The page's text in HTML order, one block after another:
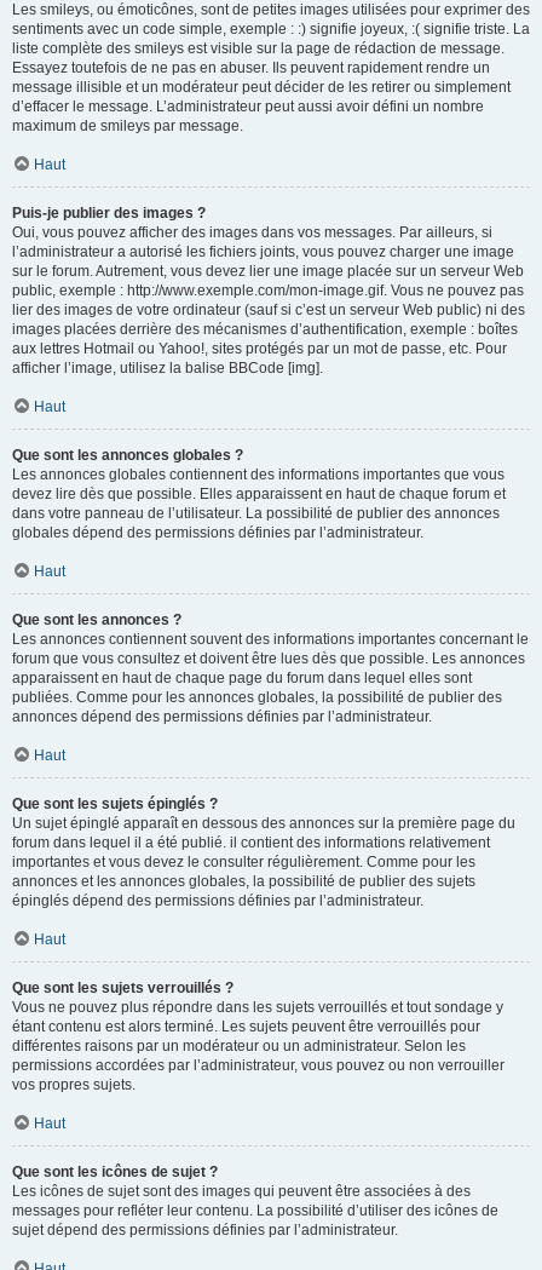
Les smileys, ou émoticônes, sont de petites images utilisées pour exprimer des
sentiments avec un code simple, exemple : :) signifie joyeux, :( signifie triste. La
liste complète des smileys est visible sur la page de rédaction de message.
Essayez toutefois de ne pas en abuser. Ils peuvent rapidement rendre un
message illisible et un modérateur peut décider de les retirer ou simplement
d’effacer le message. L’administrateur peut aussi avoir défini un nombre
maximum de smileys par message.
Haut
Puis-je publier des images ?
Oui, vous pouvez afficher des images dans vos messages. Par ailleurs, si
l’administrateur a autorisé les fichiers joints, vous pouvez charger une image
sur le forum. Autrement, vous devez lier une image placée sur un serveur Web
public, exemple : http://www.exemple.com/mon-image.gif. Vous ne pouvez pas
lier des images de votre ordinateur (sauf si c’est un serveur Web public) ni des
images placées derrière des mécanismes d’authentification, exemple : boîtes
aux lettres Hotmail ou Yahoo!, sites protégés par un mot de passe, etc. Pour
afficher l’image, utilisez la balise BBCode [img].
Haut
Que sont les annonces globales ?
Les annonces globales contiennent des informations importantes que vous
devez lire dès que possible. Elles apparaissent en haut de chaque forum et
dans votre panneau de l’utilisateur. La possibilité de publier des annonces
globales dépend des permissions définies par l’administrateur.
Haut
Que sont les annonces ?
Les annonces contiennent souvent des informations importantes concernant le
forum que vous consultez et doivent être lues dès que possible. Les annonces
apparaissent en haut de chaque page du forum dans lequel elles sont
publiées. Comme pour les annonces globales, la possibilité de publier des
annonces dépend des permissions définies par l’administrateur.
Haut
Que sont les sujets épinglés ?
Un sujet épinglé apparaît en dessous des annonces sur la première page du
forum dans lequel il a été publié. il contient des informations relativement
importantes et vous devez le consulter régulièrement. Comme pour les
annonces et les annonces globales, la possibilité de publier des sujets
épinglés dépend des permissions définies par l’administrateur.
Haut
Que sont les sujets verrouillés ?
Vous ne pouvez plus répondre dans les sujets verrouillés et tout sondage y
étant contenu est alors terminé. Les sujets peuvent être verrouillés pour
différentes raisons par un modérateur ou un administrateur. Selon les
permissions accordées par l’administrateur, vous pouvez ou non verrouiller
vos propres sujets.
Haut
Que sont les icônes de sujet ?
Les icônes de sujet sont des images qui peuvent être associées à des
messages pour refléter leur contenu. La possibilité d’utiliser des icônes de
sujet dépend des permissions définies par l’administrateur.